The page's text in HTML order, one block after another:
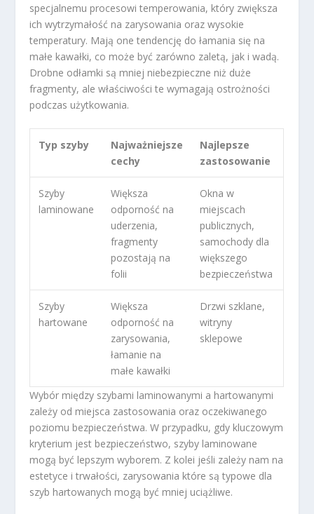
specjalnemu procesowi temperowania, który zwiększa
ich wytrzymałość na zarysowania oraz wysokie
temperatury. Mają one tendencję do łamania się na
małe kawałki, co może być zarówno zaletą, jak i wadą.
Drobne odłamki są mniej niebezpieczne niż duże
fragmenty, ale właściwości te wymagają ostrożności
podczas użytkowania.
Typ szyby
Najważniejsze
cechy
Najlepsze
zastosowanie
Szyby
laminowane
Większa
odporność na
uderzenia,
fragmenty
pozostają na
folii
Okna w
miejscach
publicznych,
samochody dla
większego
bezpieczeństwa
Szyby
hartowane
Większa
odporność na
zarysowania,
łamanie na
małe kawałki
Drzwi szklane,
witryny
sklepowe
Wybór między szybami laminowanymi a hartowanymi
zależy od miejsca zastosowania oraz oczekiwanego
poziomu bezpieczeństwa. W przypadku, gdy kluczowym
kryterium jest bezpieczeństwo, szyby laminowane
mogą być lepszym wyborem. Z kolei jeśli zależy nam na
estetyce i trwałości, zarysowania które są typowe dla
szyb hartowanych mogą być mniej uciążliwe.